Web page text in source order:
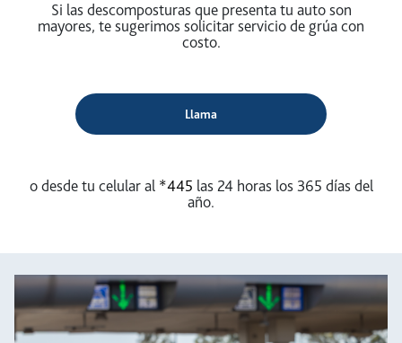
Si las descomposturas que presenta tu auto son
mayores, te sugerimos solicitar servicio de grúa con
costo.
Llama
o desde tu celular al *445 las 24 horas los 365 días del
año.